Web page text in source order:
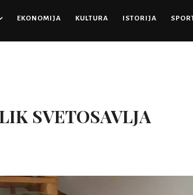
EKONOMIJA KULTURA ISTORIJA
SVETOSAVLJA